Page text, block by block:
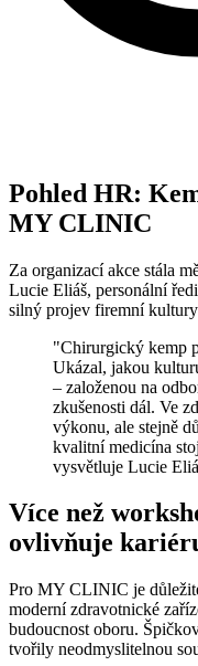
Pohled HR:
MY CLINIC
Za organizací akce stála
Lucie Eliáš, personální
silný projev firemní
"Chirurgický kemp
Ukázal, jakou
– založenou na
zkušenosti dál. Ve
výkonu, ale stejně
kvalitní medicína
vysvětluje Lucie
Více než
ovlivňuje
Pro MY CLINIC je
moderní zdravotnické
budoucnost oboru.
tvořily neodmyslitelnou